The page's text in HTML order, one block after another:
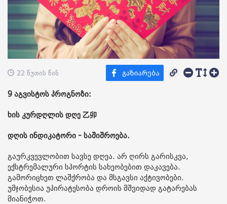
22 წუთის წინ
9 აგვისტოს პროგნოზი:
ხის კურდღლის დღე 乙卯
დღის ინდიკატორი - საშიშროება.
გაურკვევლობით სავსე დღეა. არ ღირს გარისკვა,
ექსტრემალური სპორტის სახეობებით დაკავება.
გამორიცხეთ ლაშქრობა და მსგავსი აქტივობები.
უმჯობესია უპირატესობა დროის მშვიდად გატარებას
მიანიჭოთ.